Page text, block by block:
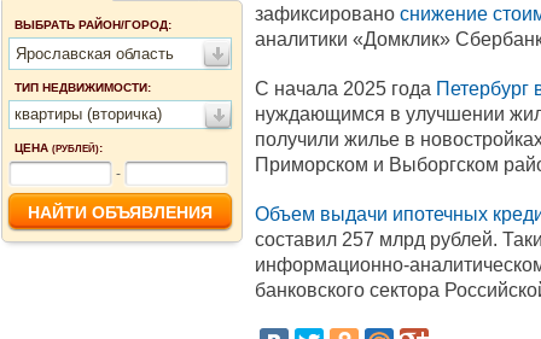
ВЫБРАТЬ РАЙОН/ГОРОД:
Ярославская область
ТИП НЕДВИЖИМОСТИ:
квартиры (вторичка)
ЦЕНА (РУБЛЕЙ):
-
зафиксировано снижение
аналитики «Домклик»
С начала 2025 года Петербург
нуждающимся в улучшении
получили жилье в
Приморском и Выборгском
Объем выдачи ипотечных
составил 257 млрд рублей.
информационно-
банковского сектора